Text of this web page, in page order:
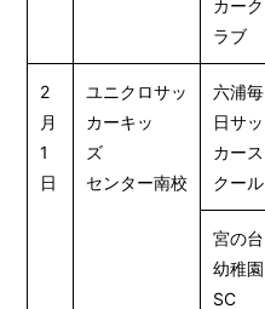
カーク
ラブ
2
月
1
日
ユニクロサッ
カーキッ
ズ
センター南校
六浦毎
日サッ
カース
クール
宮の台
幼稚園
SC